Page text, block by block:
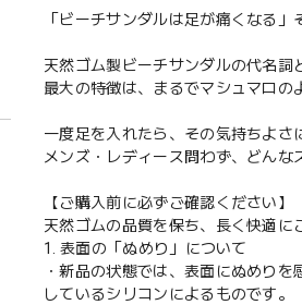
「ビーチサンダルは足が痛くなる
天然ゴム製ビーチサンダルの代名詞
最大の特徴は、まるでマシュマロの
一度足を入れたら、その気持ちよさ
メンズ・レディース問わず、どんな
【ご購入前に必ずご確認ください】
天然ゴムの品質を保ち、長く快適に
1. 表面の「ぬめり」について
・新品の状態では、表面にぬめり
しているシリコンによるものです。